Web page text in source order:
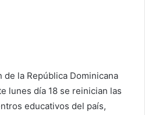
la República Dominicana
lunes día 18 se reinician las
educativos del país,